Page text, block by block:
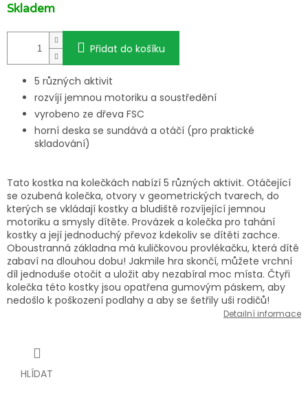
Skladem
Přidat do košíku
5 různých aktivit
rozvíjí jemnou motoriku a soustředění
vyrobeno ze dřeva FSC
horní deska se sundává a otáčí (pro praktické
skladování)
Tato kostka na kolečkách nabízí 5 různých aktivit. Otáčející
se ozubená kolečka, otvory v geometrických tvarech, do
kterých se vkládají kostky a bludiště rozvíjející jemnou
motoriku a smysly dítěte. Provázek a kolečka pro tahání
kostky a její jednoduchý převoz kdekoliv se dítěti zachce.
Oboustranná základna má kuličkovou provlékačku, která dítě
zabaví na dlouhou dobu! Jakmile hra skončí, můžete vrchní
díl jednoduše otočit a uložit aby nezabíral moc místa. Čtyři
kolečka této kostky jsou opatřena gumovým páskem, aby
nedošlo k poškození podlahy a aby se šetřily uši rodičů!
Detailní informace
HLÍDAT